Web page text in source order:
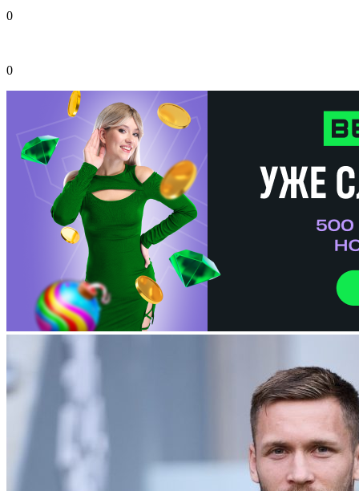
0
0